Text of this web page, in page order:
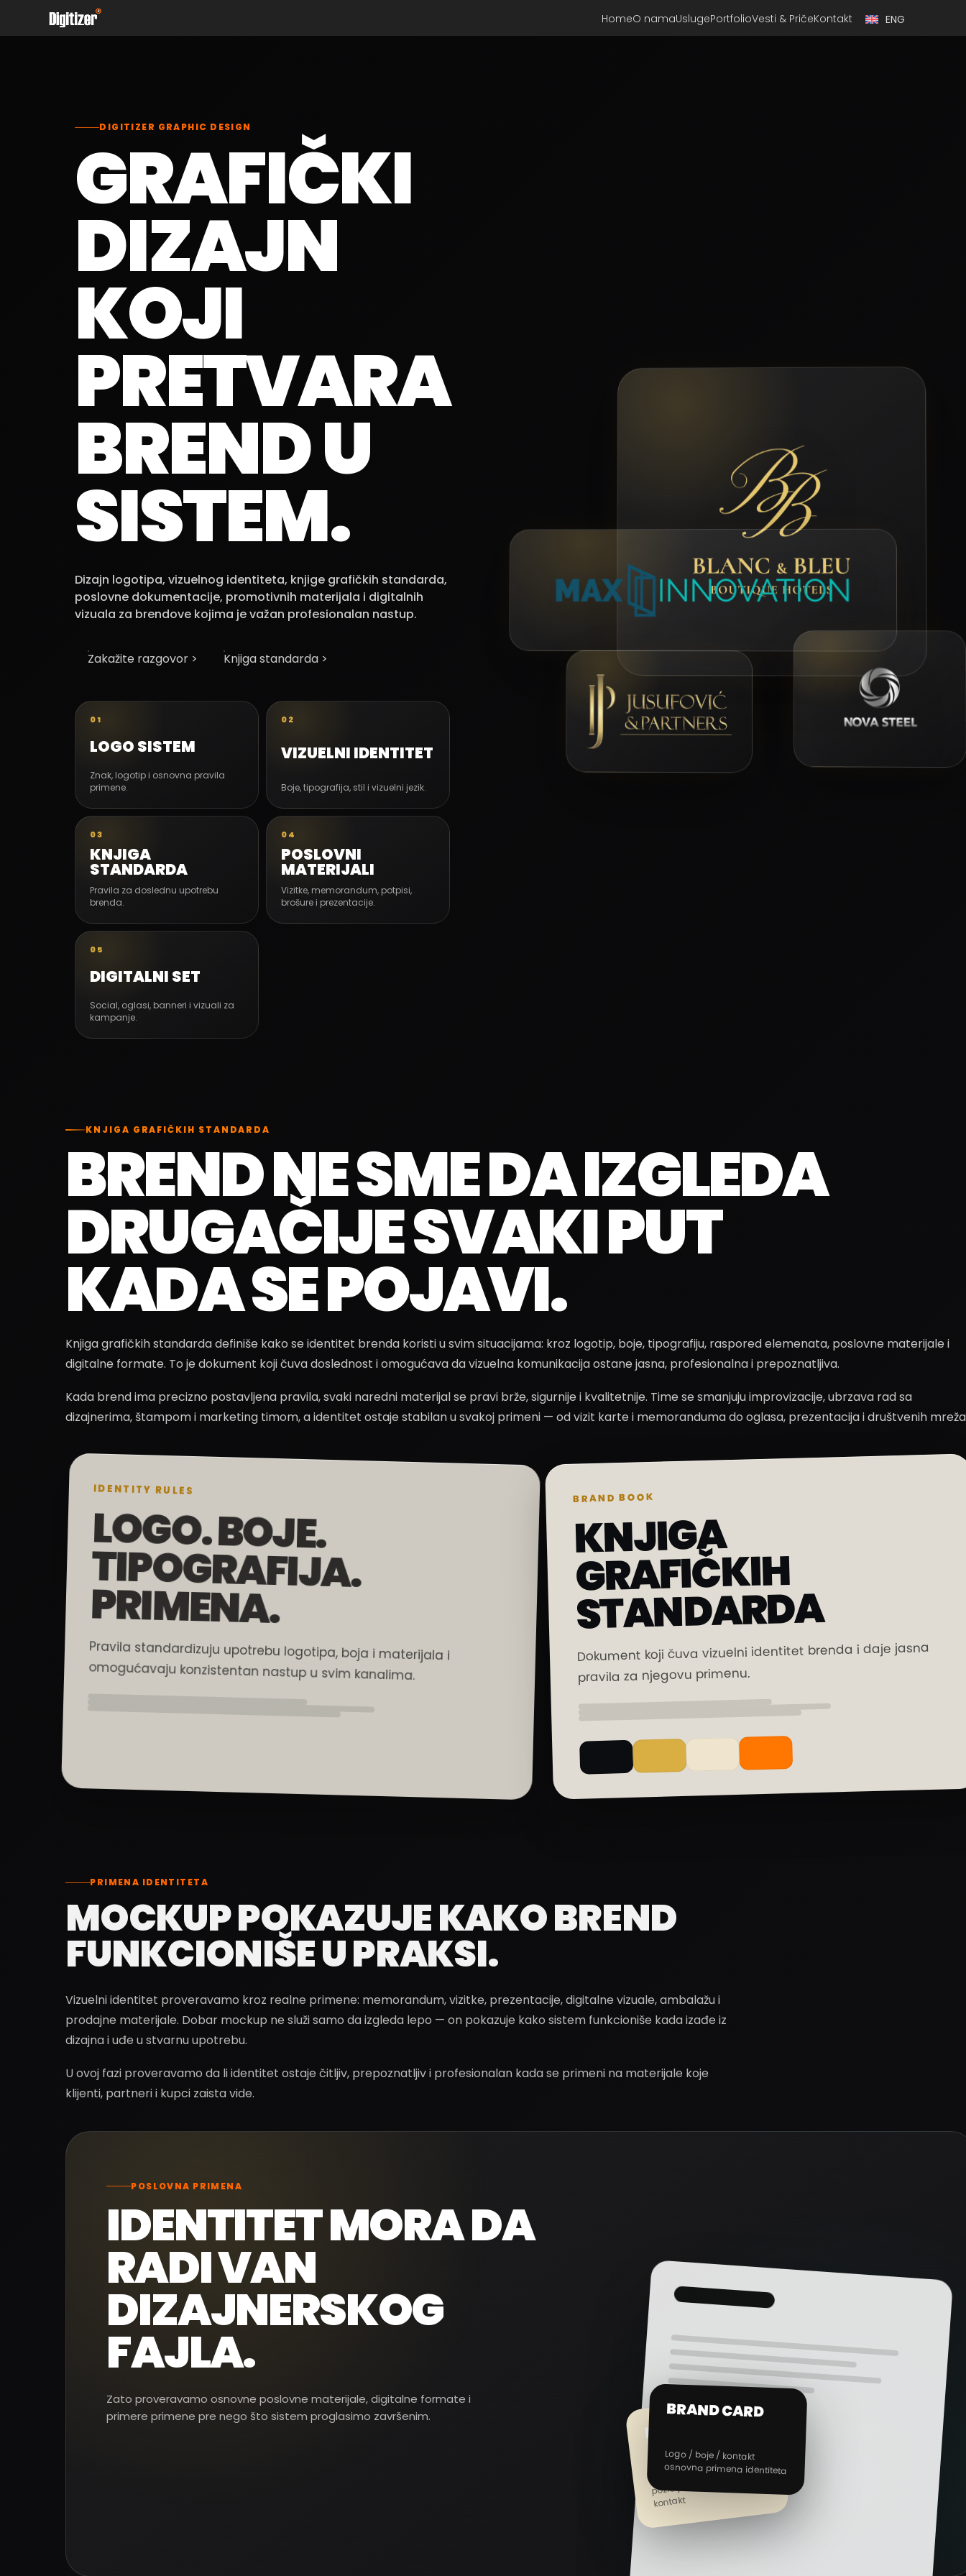
HomeO namaUslugePortfolioVesti & PričeKontakt ENG
DIGITIZER GRAPHIC DESIGN
GRAFIČKI
DIZAJN
KOJI
PRETVARA
BREND U
SISTEM.
Dizajn logotipa, vizuelnog identiteta, knjige grafičkih standarda,
poslovne dokumentacije, promotivnih materijala i digitalnih
vizuala za brendove kojima je važan profesionalan nastup.
zakažite razgovor > knjiga standarda >
01
LOGO SISTEM
Znak, logotip i osnovna pravila
primene.
02
VIZUELNI IDENTITET
Boje, tipografija, stil i vizuelni jezik.
03
KNJIGA
STANDARDA
Pravila za doslednu upotrebu
brenda.
04
POSLOVNI
MATERIJALI
Vizitke, memorandum, potpisi,
brošure i prezentacije.
05
DIGITALNI SET
Social, oglasi, banneri i vizuali za
kampanje.
KNJIGA GRAFIČKIH STANDARDA
BREND NE SME DA IZGLEDA
DRUGAČIJE SVAKI PUT
KADA SE POJAVI.
Knjiga grafičkih standarda definiše kako se identitet brenda koristi u svim situacijama: kroz logotip, boje, tipografiju, raspored elemenata, poslovne materijale i
digitalne formate. To je dokument koji čuva doslednost i omogućava da vizuelna komunikacija ostane jasna, profesionalna i prepoznatljiva.
Kada brend ima precizno postavljena pravila, svaki naredni materijal se pravi brže, sigurnije i kvalitetnije. Time se smanjuju improvizacije, ubrzava rad sa
dizajnerima, štampom i marketing timom, a identitet ostaje stabilan u svakoj primeni — od vizit karte i memoranduma do oglasa, prezentacija i društvenih
IDENTITY RULES
LOGO. BOJE.
TIPOGRAFIJA.
PRIMENA.
Pravila standardizuju upotrebu logotipa, boja i materijala i
omogućavaju konzistentan nastup u svim kanalima.
BRAND BOOK
KNJIGA
GRAFIČKIH
STANDARDA
Dokument koji čuva vizuelni identitet brenda i daje jasna
pravila za njegovu primenu.
PRIMENA IDENTITETA
MOCKUP POKAZUJE KAKO BREND
FUNKCIONIŠE U PRAKSI.
Vizuelni identitet proveravamo kroz realne primene: memorandum, vizitke, prezentacije, digitalne vizuale, ambalažu i
prodajne materijale. Dobar mockup ne služi samo da izgleda lepo — on pokazuje kako sistem funkcioniše kada izađe iz
dizajna i uđe u stvarnu upotrebu.
U ovoj fazi proveravamo da li identitet ostaje čitljiv, prepoznatljiv i profesionalan kada se primeni na materijale koje
klijenti, partneri i kupci zaista vide.
POSLOVNA PRIMENA
IDENTITET MORA DA
RADI VAN
DIZAJNERSKOG
FAJLA.
Zato proveravamo osnovne poslovne materijale, digitalne formate i
primere primene pre nego što sistem proglasimo završenim.
BUSINESS CARD
Ime i prezime
pozicija
kontakt
BRAND CARD
Logo / boje / kontakt
osnovna primena identiteta